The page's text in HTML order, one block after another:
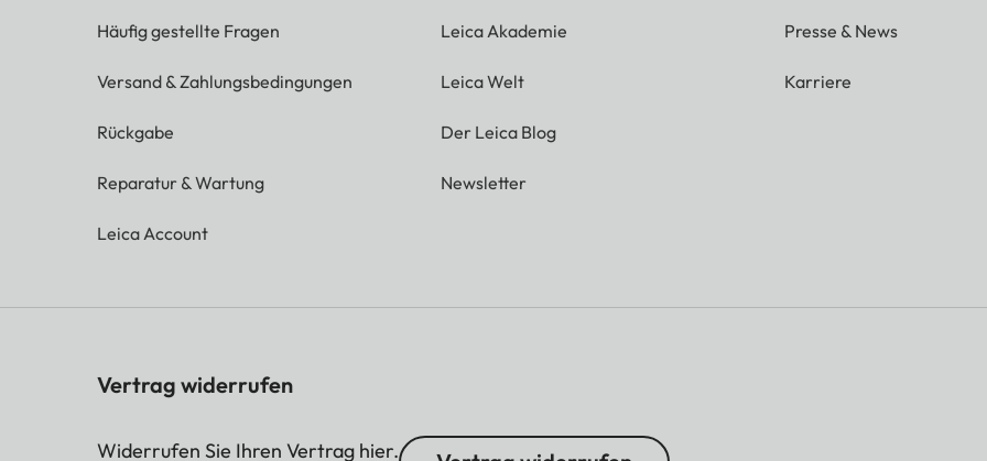
Häufig gestellte Fragen
Versand & Zahlungsbedingungen
Rückgabe
Reparatur & Wartung
Leica Account
Leica Akademie
Leica Welt
Der Leica Blog
Newsletter
Presse & News
Karriere
Vertrag widerrufen
Widerrufen Sie Ihren Vertrag hier.